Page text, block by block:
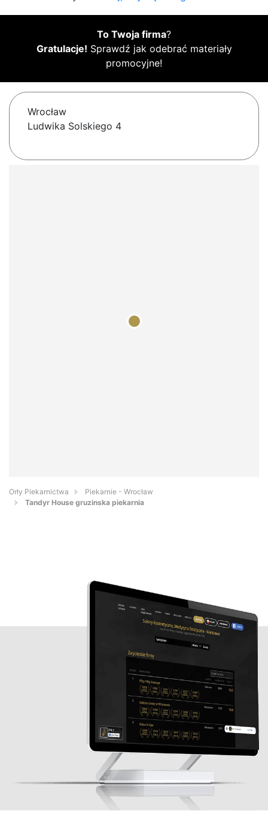
To Twoja firma?
Gratulacje! Sprawdź jak odebrać materiały
promocyjne!
Wrocław
Ludwika Solskiego 4
Orły Piekarnictwa
Piekarnie - Wrocław
Tandyr House gruzinska piekarnia